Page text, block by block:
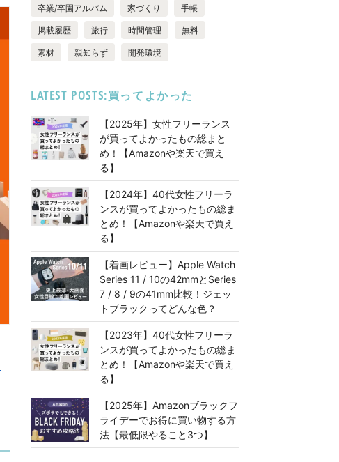
卒業/卒園アルバム 家づくり 手帳
掲載履歴 旅行 時間管理 無料
素材 親知らず 開発環境
LATEST POSTS:買ってよかった
【2025年】女性フリーランス
が買ってよかったもの総まと
め！【Amazonや楽天で買え
る】
【2024年】40代女性フリーラ
ンスが買ってよかったもの総ま
とめ！【Amazonや楽天で買え
る】
【着画レビュー】Apple Watch
Series 11 / 10の42mmとSeries
7 / 8 / 9の41mm比較！ジェッ
トブラックってどんな色？
【2023年】40代女性フリーラ
ンスが買ってよかったもの総ま
とめ！【Amazonや楽天で買え
る】
【2025年】Amazonブラックフ
ライデーでお得に買い物する方
法【最低限やること3つ】